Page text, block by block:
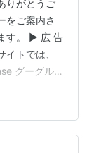
りがとうご
をご案内さ
す。 ▶︎ 広 告
トでは、
グーグル
た商品や
他サイトへ
住所、メー